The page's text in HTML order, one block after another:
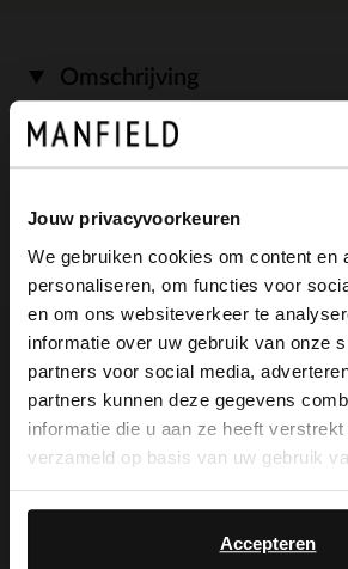
Jouw privacyvoorkeuren
We gebruiken cookies om content en
personaliseren, om functies voor
en om ons websiteverkeer te
informatie over uw gebruik van onze
partners voor social media,
partners kunnen deze gegevens
informatie die u aan ze heeft
verzameld op basis van uw gebruik
Accepteren
Omschrijving
Donkerbruine suède loafers
Manfield met een zwarte zool
platte hak van 2 cm. We
verzorging en bescherming de
suède/nubuck spray in
Alles over dit product
View this website in
It looks like your language isn't
you like to switch to English?
English